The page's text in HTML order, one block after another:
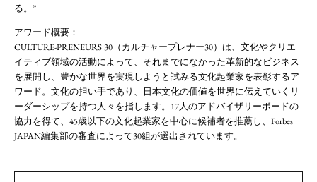
る。”
アワード概要：
CULTURE-PRENEURS 30（カルチャープレナー30）は、文化やクリエ
イティブ領域の活動によって、それまでになかった革新的なビジネス
を展開し、豊かな世界を実現しようと試みる文化起業家を表彰するア
ワード。文化の担い手であり、日本文化の価値を世界に伝えていくリ
ーダーシップを持つ人々を指します。17人のアドバイザリーボードの
協力を得て、45歳以下の文化起業家を中心に候補者を推薦し、Forbes
JAPAN編集部の審査によって30組が選出されています。